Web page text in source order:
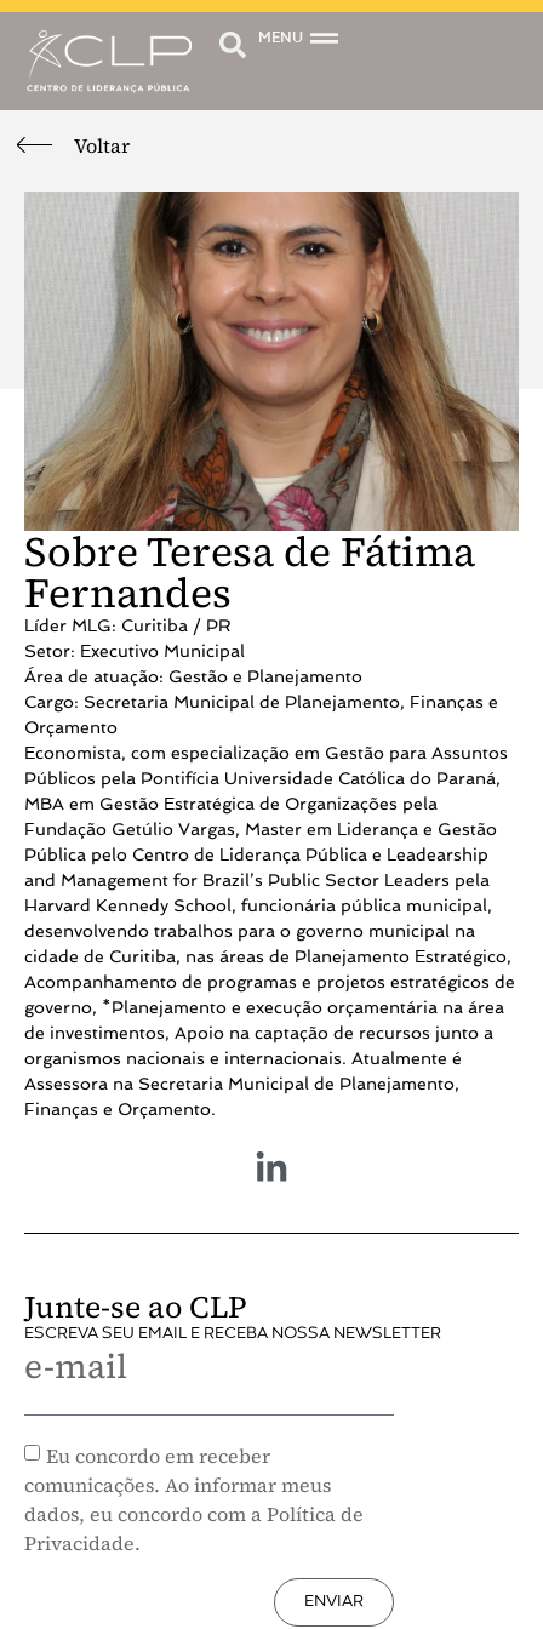
MENU
Voltar
Sobre Teresa de Fátima
Fernandes
Líder MLG: Curitiba / PR
Setor: Executivo Municipal
Área de atuação: Gestão e Planejamento
Cargo: Secretaria Municipal de Planejamento, Finanças e
Orçamento
Economista, com especialização em Gestão para Assuntos
Públicos pela Pontifícia Universidade Católica do Paraná,
MBA em Gestão Estratégica de Organizações pela
Fundação Getúlio Vargas, Master em Liderança e Gestão
Pública pelo Centro de Liderança Pública e Leadearship
and Management for Brazil’s Public Sector Leaders pela
Harvard Kennedy School, funcionária pública municipal,
desenvolvendo trabalhos para o governo municipal na
cidade de Curitiba, nas áreas de Planejamento Estratégico,
Acompanhamento de programas e projetos estratégicos de
governo, *Planejamento e execução orçamentária na área
de investimentos, Apoio na captação de recursos junto a
organismos nacionais e internacionais. Atualmente é
Assessora na Secretaria Municipal de Planejamento,
Finanças e Orçamento.
Junte-se ao CLP
ESCREVA SEU EMAIL E RECEBA NOSSA NEWSLETTER
e-mail
Eu concordo em receber
comunicações. Ao informar meus
dados, eu concordo com a Política de
Privacidade.
ENVIAR